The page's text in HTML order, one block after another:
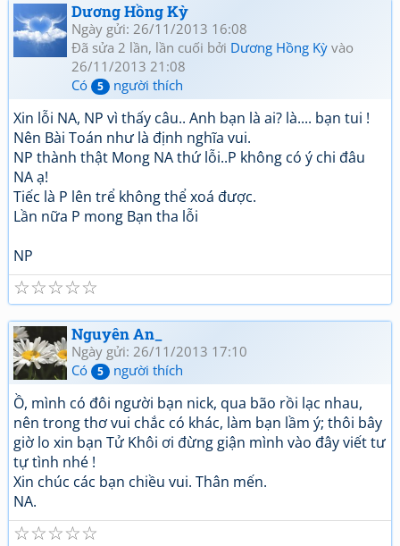
Dương Hồng Kỳ
Ngày gửi: 26/11/2013 16:08
Đã sửa 2 lần, lần cuối bởi Dương Hồng Kỳ vào
26/11/2013 21:08
Có
5 người thích
Xin lỗi NA, NP vì thấy câu.. Anh bạn là ai? là.... bạn tui !
Nên Bài Toán như là định nghĩa vui.
NP thành thật Mong NA thứ lỗi..P không có ý chi đâu
NA ạ!
Tiếc là P lên trể không thể xoá được.
Lần nữa P mong Bạn tha lỗi
NP
☆
☆
☆
☆
☆
Nguyên An_
Ngày gửi: 26/11/2013 17:10
Có
5 người thích
Ồ, mình có đôi người bạn nick, qua bão rồi lạc nhau,
nên trong thơ vui chắc có khác, làm bạn lầm ý; thôi bây
giờ lo xin bạn Tử Khôi ơi đừng giận mình vào đây viết tư
tự tình nhé !
Xin chúc các bạn chiều vui. Thân mến.
NA.
☆
☆
☆
☆
☆